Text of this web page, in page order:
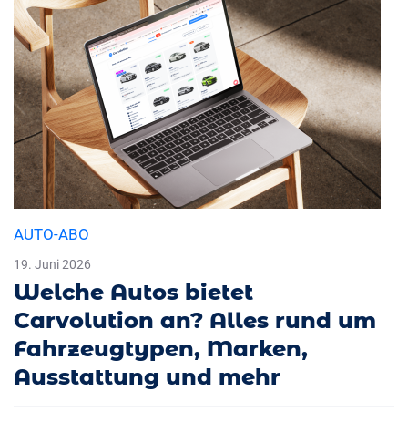
AUTO-ABO
19. Juni 2026
Welche Autos bietet
Carvolution an? Alles rund um
Fahrzeugtypen, Marken,
Ausstattung und mehr